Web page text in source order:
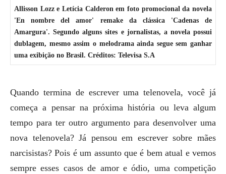
Allisson Lozz e Letícia Calderon em foto promocional da novela
'En nombre del amor' remake da clássica 'Cadenas de
Amargura'. Segundo alguns sites e jornalistas, a novela possui
dublagem, mesmo assim o melodrama ainda segue sem ganhar
uma exibição no Brasil. Créditos: Televisa S.A
Quando termina de escrever uma telenovela, você já
começa a pensar na próxima história ou leva algum
tempo para ter outro argumento para desenvolver uma
nova telenovela? Já pensou em escrever sobre mães
narcisistas? Pois é um assunto que é bem atual e vemos
sempre esses casos de amor e ódio, uma competição